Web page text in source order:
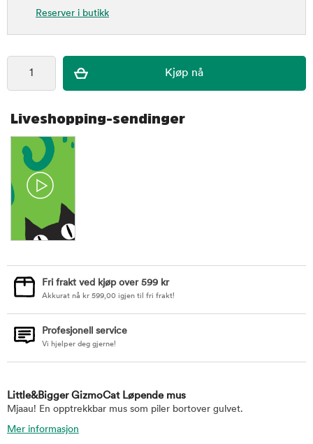
Reserver i butikk
Liveshopping-sendinger
Fri frakt ved kjøp over 599 kr
Akkurat nå kr 599,00 igjen til fri frakt!
Profesjonell service
Vi hjelper deg gjerne!
Little&Bigger GizmoCat Løpende mus
Mjaau! En opptrekkbar mus som piler bortover gulvet.
Mer informasjon